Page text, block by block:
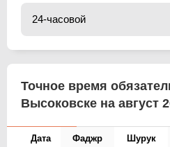
Точное время
Высоковске на август
Дата Фаджр Шурук